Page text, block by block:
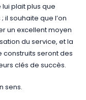
plait plus que
il souhaite que l’on
un excellent moyen
du service, et la
construits seront des
clés de succès.
sens.